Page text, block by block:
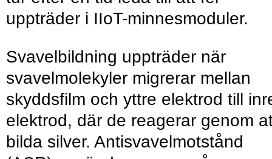
uppträder i IIoT-minnesmoduler.
Svavelbildning uppträder när
svavelmolekyler migrerar mellan
skyddsfilm och yttre elektrod till
elektrod, där de reagerar genom
bilda silver. Antisvavelmotstånd